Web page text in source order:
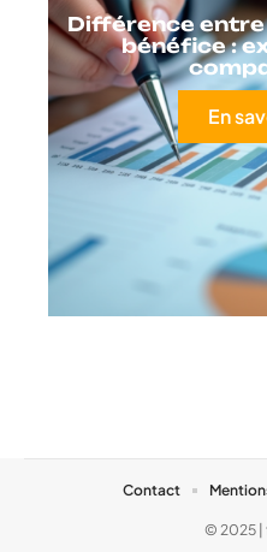
Différence
bénéfice :
En
© 2025 |
Contact